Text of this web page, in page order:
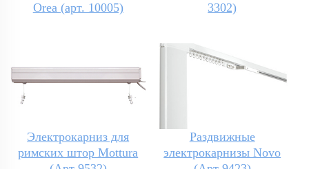
Orea (арт. 10005)
3302)
Электрокарниз для
римских штор Mottura
Раздвижные
электрокарнизы Novo